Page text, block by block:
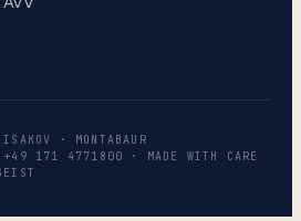
· MONTABAUR
+49 171 4771800
· MADE WITH CARE